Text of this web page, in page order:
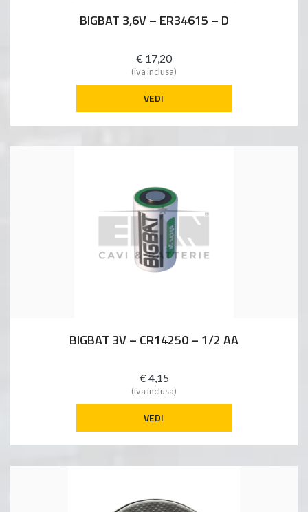
BIGBAT 3,6V – ER34615 – D
€ 17,20
(iva inclusa)
VEDI
BIGBAT 3V – CR14250 – 1/2 AA
€ 4,15
(iva inclusa)
VEDI